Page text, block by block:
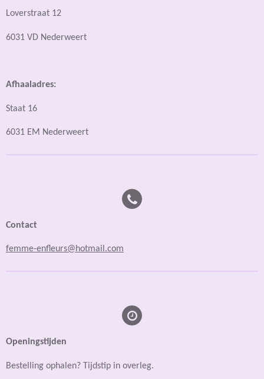
Loverstraat 12
6031 VD Nederweert
Afhaaladres:
Staat 16
6031 EM Nederweert
Contact
femme-enfleurs@hotmail.com
Openingstijden
Bestelling ophalen? Tijdstip in overleg.